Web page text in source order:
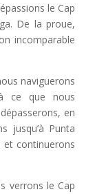
le Cap
De la proue,
incomparable
naviguerons
ce que nous
en
jusqu’à Punta
et continuerons
verrons le Cap